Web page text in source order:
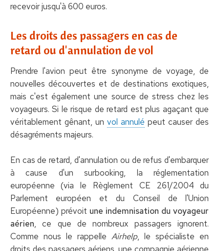
recevoir jusqu'à 600 euros.
Les droits des passagers en cas de
retard ou d'annulation de vol
Prendre l'avion peut être synonyme de voyage, de
nouvelles découvertes et de destinations exotiques,
mais c'est également une source de stress chez les
voyageurs. Si le risque de retard est plus agaçant que
véritablement gênant, un vol annulé peut causer des
désagréments majeurs.
En cas de retard, d'annulation ou de refus d'embarquer
à cause d'un surbooking, la réglementation
européenne (via le Règlement CE 261/2004 du
Parlement européen et du Conseil de l'Union
Européenne) prévoit une indemnisation du voyageur
aérien, ce que de nombreux passagers ignorent.
Comme nous le rappelleAirhelp, le spécialiste en